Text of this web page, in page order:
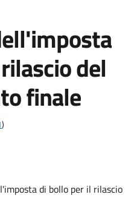
del
finale
)
di bollo per il rilascio